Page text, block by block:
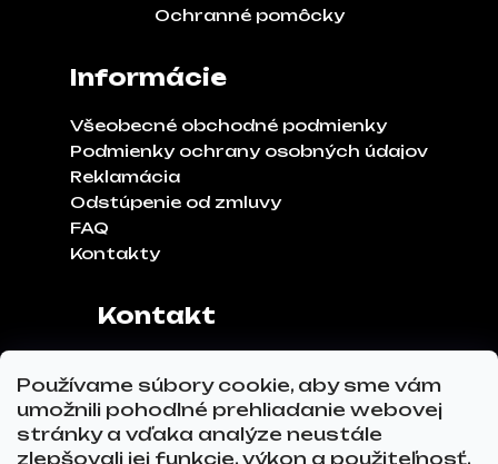
Používame súbory cookie, aby sme vám
umožnili pohodlné prehliadanie webovej
stránky a vďaka analýze neustále
zlepšovali jej funkcie, výkon a použiteľnosť.
Ochranné pomôcky
Informácie
Všeobecné obchodné podmienky
Podmienky ochrany osobných údajov
Reklamácia
Odstúpenie od zmluvy
FAQ
Kontakty
Kontakt
Hviezdoslavov
Tel.č.:0911 271 302
Email:info@glovez.sk